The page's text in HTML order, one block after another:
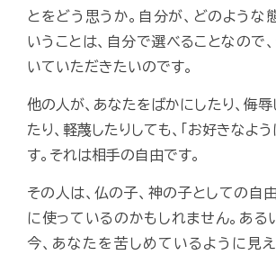
とをどう思うか。自分が、どのような
いうことは、自分で選べることなので
いていただきたいのです。
他の人が、あなたをばかにしたり、侮辱
たり、軽蔑したりしても、「お好きなよ
す。それは相手の自由です。
その人は、仏の子、神の子としての自
に使っているのかもしれません。ある
今、あなたを苦しめているように見